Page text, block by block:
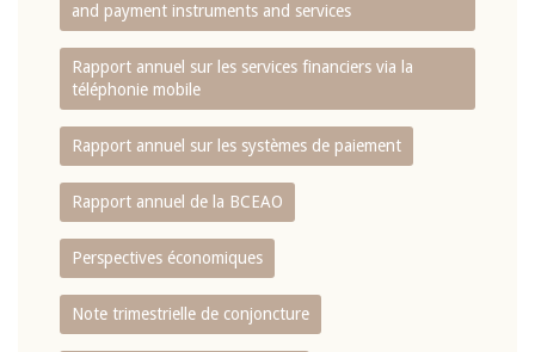
and payment instruments and services
Rapport annuel sur les services financiers via la
téléphonie mobile
Rapport annuel sur les systèmes de paiement
Rapport annuel de la BCEAO
Perspectives économiques
Note trimestrielle de conjoncture